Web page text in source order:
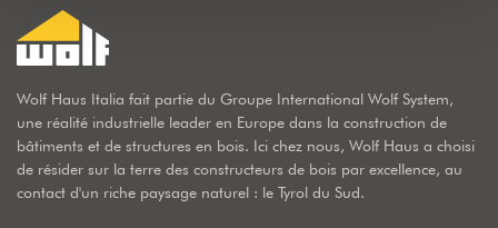
Wolf Haus Italia fait partie du Groupe International Wolf System,
une réalité industrielle leader en Europe dans la construction de
bâtiments et de structures en bois. Ici chez nous, Wolf Haus a choisi
de résider sur la terre des constructeurs de bois par excellence, au
contact d'un riche paysage naturel : le Tyrol du Sud.